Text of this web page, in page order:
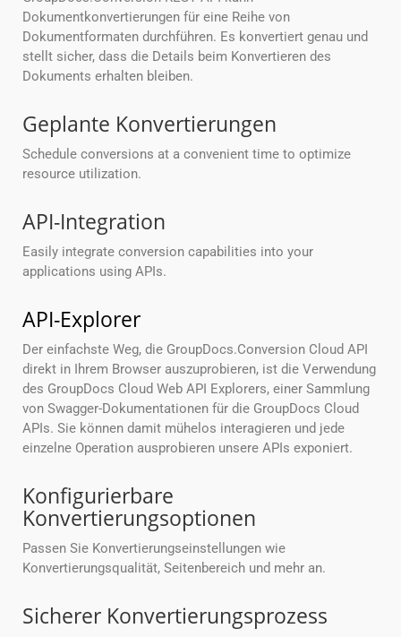
Dokumentkonvertierungen für eine Reihe von
Dokumentformaten durchführen. Es konvertiert genau und
stellt sicher, dass die Details beim Konvertieren des
Dokuments erhalten bleiben.
Geplante Konvertierungen
Schedule conversions at a convenient time to optimize
resource utilization.
API-Integration
Easily integrate conversion capabilities into your
applications using APIs.
API-Explorer
Der einfachste Weg, die GroupDocs.Conversion Cloud API
direkt in Ihrem Browser auszuprobieren, ist die Verwendung
des GroupDocs Cloud Web API Explorers, einer Sammlung
von Swagger-Dokumentationen für die GroupDocs Cloud
APIs. Sie können damit mühelos interagieren und jede
einzelne Operation ausprobieren unsere APIs exponiert.
Konfigurierbare
Konvertierungsoptionen
Passen Sie Konvertierungseinstellungen wie
Konvertierungsqualität, Seitenbereich und mehr an.
Sicherer Konvertierungsprozess